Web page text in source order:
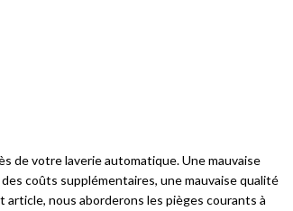
de votre laverie automatique. Une mauvaise
coûts supplémentaires, une mauvaise qualité
nous aborderons les pièges courants à